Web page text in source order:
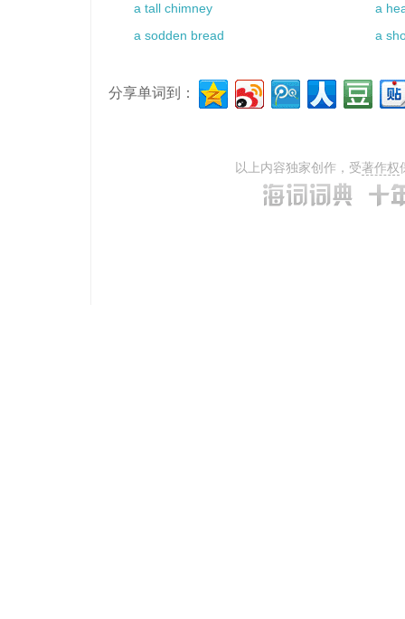
a tall chimney
a
a sodden bread
a
分享单词到：
以上内容独家创作，受著作权